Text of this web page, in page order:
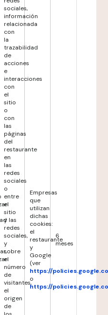
sociales,
información
relacionada
con
la
trazabilidad
de
acciones
e
interacciones
con
el
sitio
o
con
las
páginas
del
restaurante
en
las
redes
sociales
o
entre
el
sitio
y las
redes
sociales,
y
sobre
el
número
de
visitantes,
el
origen
de
Empresas
que
utilizan
dichas
cookies:
el
restaurante
y
Google
(ver
https://
o
https://
6
meses